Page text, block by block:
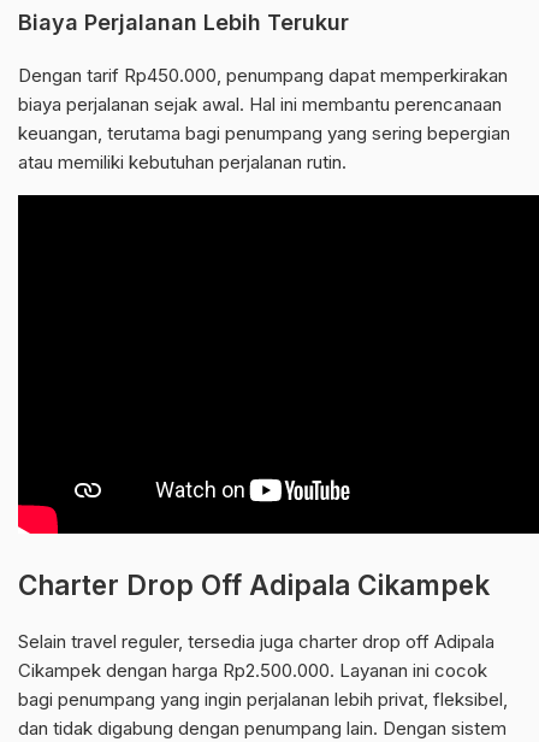
Biaya Perjalanan Lebih Terukur
Dengan tarif Rp450.000, penumpang dapat memperkirakan
biaya perjalanan sejak awal. Hal ini membantu perencanaan
keuangan, terutama bagi penumpang yang sering bepergian
atau memiliki kebutuhan perjalanan rutin.
Charter Drop Off Adipala Cikampek
Selain travel reguler, tersedia juga charter drop off Adipala
Cikampek dengan harga Rp2.500.000. Layanan ini cocok
bagi penumpang yang ingin perjalanan lebih privat, fleksibel,
dan tidak digabung dengan penumpang lain. Dengan sistem